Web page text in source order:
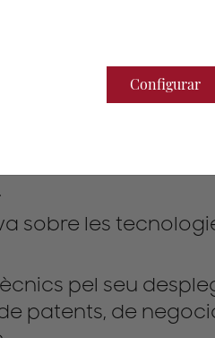
un producte, en
o als
sobre les
pel seu
patents, de
Configurar